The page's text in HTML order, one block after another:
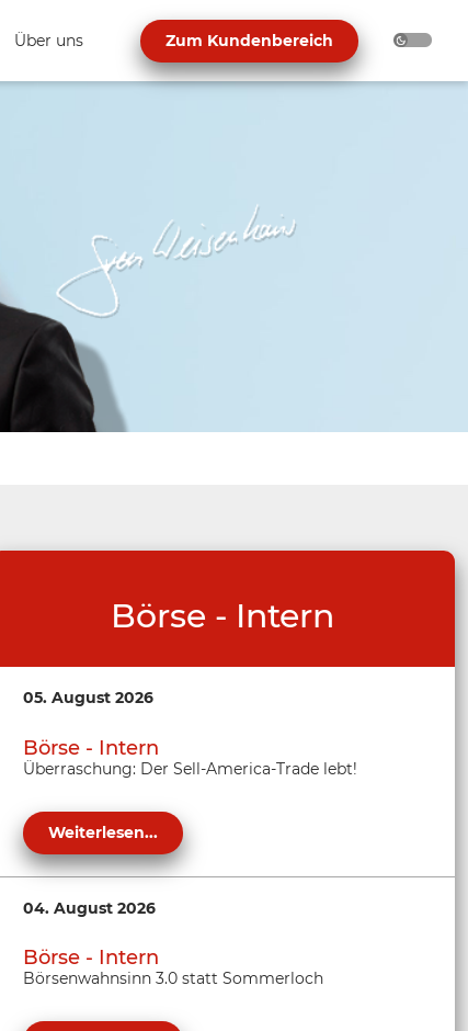
Über uns Zum Kundenbereich
Börse - Intern
05. August 2026
Börse - Intern
Überraschung: Der Sell-America-Trade lebt!
Weiterlesen...
04. August 2026
Börse - Intern
Börsenwahnsinn 3.0 statt Sommerloch